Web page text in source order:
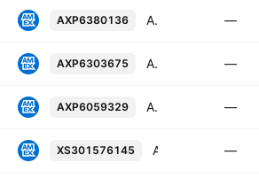
AXP6380136 American Express Company 4.444% 03-MAY-2030 —
AXP6303675 American Express Company 4.009% 09-FEB-2029 —
AXP6059329 American Express Company 5.016% 25-APR-2031 —
XS301576145 —